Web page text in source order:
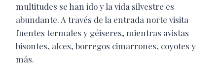
multitudes se han ido y la vida silvestre es
abundante. A través de la entrada norte visita
fuentes termales y géiseres, mientras avistas
bisontes, alces, borregos cimarrones, coyotes y
más.